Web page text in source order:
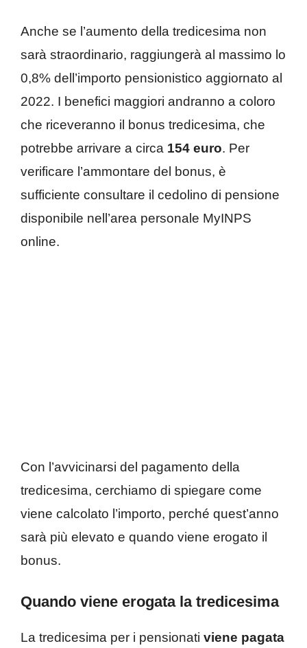
Anche se l’aumento della tredicesima non
sarà straordinario, raggiungerà al massimo lo
0,8% dell’importo pensionistico aggiornato al
2022. I benefici maggiori andranno a coloro
che riceveranno il bonus tredicesima, che
potrebbe arrivare a circa 154 euro. Per
verificare l’ammontare del bonus, è
sufficiente consultare il cedolino di pensione
disponibile nell’area personale MyINPS
online.
Con l’avvicinarsi del pagamento della
tredicesima, cerchiamo di spiegare come
viene calcolato l’importo, perché quest’anno
sarà più elevato e quando viene erogato il
bonus.
Quando viene erogata la tredicesima
La tredicesima per i pensionati viene pagata